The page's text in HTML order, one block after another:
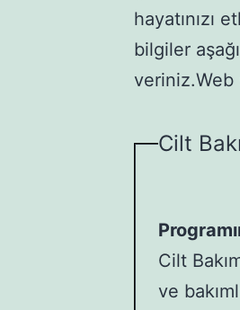
hayatınızı
bilgiler
Cilt
Cilt
ve